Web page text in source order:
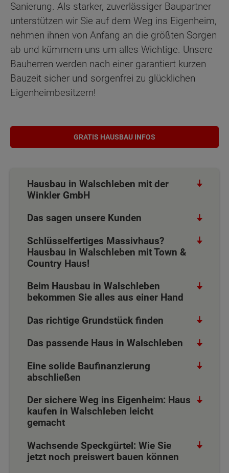
Sanierung. Als starker, zuverlässiger Baupartner
unterstützen wir Sie auf dem Weg ins Eigenheim,
nehmen ihnen von Anfang an die größten Sorgen
ab und kümmern uns um alles Wichtige. Unsere
Bauherren werden nach einer garantiert kurzen
Bauzeit sicher und sorgenfrei zu glücklichen
Eigenheimbesitzern!
GRATIS HAUSBAU INFOS
Hausbau in Walschleben mit der
Winkler GmbH
Das sagen unsere Kunden
Schlüsselfertiges Massivhaus?
Hausbau in Walschleben mit Town &
Country Haus!
Beim Hausbau in Walschleben
bekommen Sie alles aus einer Hand
Das richtige Grundstück finden
Das passende Haus in Walschleben
Eine solide Baufinanzierung
abschließen
Der sichere Weg ins Eigenheim: Haus
kaufen in Walschleben leicht
gemacht
Wachsende Speckgürtel: Wie Sie
jetzt noch preiswert bauen können